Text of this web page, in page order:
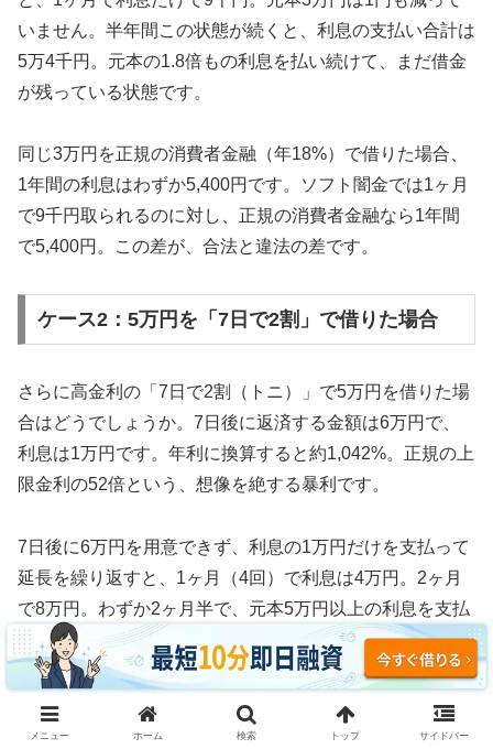
いません。半年間この状態が続くと、利息の支払い合計は
5万4千円。元本の1.8倍もの利息を払い続けて、まだ借金
が残っている状態です。
同じ3万円を正規の消費者金融（年18%）で借りた場合、
1年間の利息はわずか5,400円です。ソフト闇金では1ヶ月
で9千円取られるのに対し、正規の消費者金融なら1年間
で5,400円。この差が、合法と違法の差です。
ケース2：5万円を「7日で2割」で借りた場合
さらに高金利の「7日で2割（トニ）」で5万円を借りた場
合はどうでしょうか。7日後に返済する金額は6万円で、
利息は1万円です。年利に換算すると約1,042%。正規の上
限金利の52倍という、想像を絶する暴利です。
7日後に6万円を用意できず、利息の1万円だけを支払って
延長を繰り返すと、1ヶ月（4回）で利息は4万円。2ヶ月
で8万円。わずか2ヶ月半で、元本5万円以上の利息を支払
う計算になります。
3ヶ月続けた場合、利息の支払い総額は約12万円。元本5
万円の2.4倍の利息を取られ、それでも借金は減っていま
メニュー ホーム 検索 トップ サイドバー